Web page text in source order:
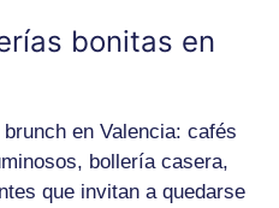
bonitas en
en Valencia: cafés
bollería casera,
que invitan a quedarse